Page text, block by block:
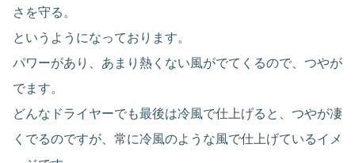
さを守る。
というようになっております。
パワーがあり、あまり熱くない風がでてくるので、つやが
でます。
どんなドライヤーでも最後は冷風で仕上げると、つやが凄
くでるのですが、常に冷風のような風で仕上げているイメ